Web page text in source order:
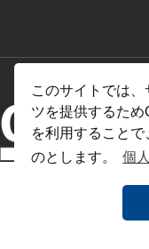
このサイトでは
ツを提供するた
を利用すること
のとします。
個